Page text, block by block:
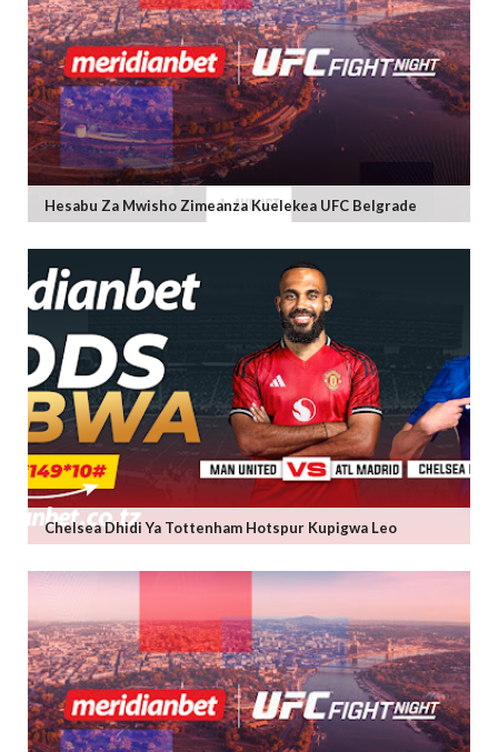
Hesabu Za Mwisho Zimeanza Kuelekea UFC Belgrade
Chelsea Dhidi Ya Tottenham Hotspur Kupigwa Leo